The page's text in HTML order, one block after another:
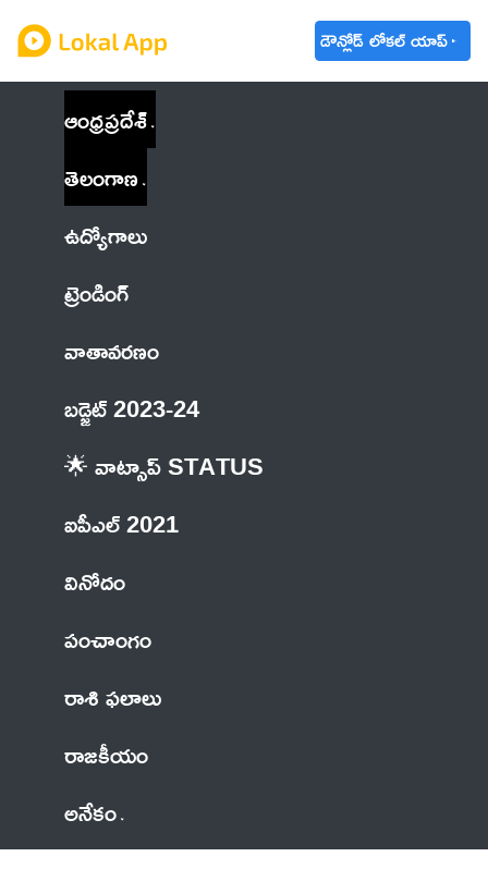
డౌన్లోడ్ లోకల్ యాప్
ఆంధ్రప్రదేశ్
తెలంగాణ
ఉద్యోగాలు
ట్రెండింగ్
వాతావరణం
బడ్జెట్ 2023-24
🌟 వాట్సాప్ STATUS
ఐపీఎల్ 2021
వినోదం
పంచాంగం
రాశి ఫలాలు
రాజకీయం
అనేకం